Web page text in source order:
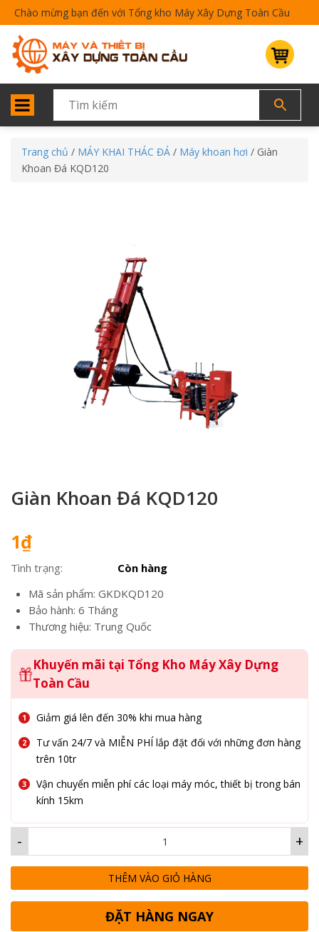
Chào mừng bạn đến với Tổng kho Máy Xây Dựng Toàn Cầu
Trang chủ / MÁY KHAI THÁC ĐÁ / Máy khoan hơi / Giàn
Khoan Đá KQD120
Giàn Khoan Đá KQD120
1₫
Tình trạng:
Còn hàng
Mã sản phẩm: GKDKQD120
Bảo hành: 6 Tháng
Thương hiệu: Trung Quốc
Khuyến mãi tại Tổng Kho Máy Xây Dựng
Toàn Cầu
Giảm giá lên đến 30% khi mua hàng
Tư vấn 24/7 và MIỄN PHÍ lắp đặt đối với những đơn hàng
trên 10tr
Vận chuyển miễn phí các loại máy móc, thiết bị trong bán
kính 15km
+
-
THÊM VÀO GIỎ HÀNG
ĐẶT HÀNG NGAY